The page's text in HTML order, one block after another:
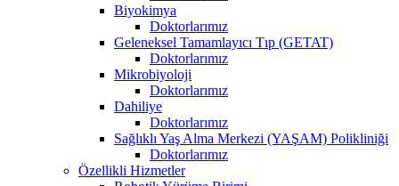
Biyokimya
Doktorlarımız
Geleneksel Tamamlayıcı Tıp (GETAT)
Doktorlarımız
Mikrobiyoloji
Doktorlarımız
Dahiliye
Doktorlarımız
Sağlıklı Yaş Alma Merkezi (YAŞAM) Polikliniği
Doktorlarımız
Özellikli Hizmetler